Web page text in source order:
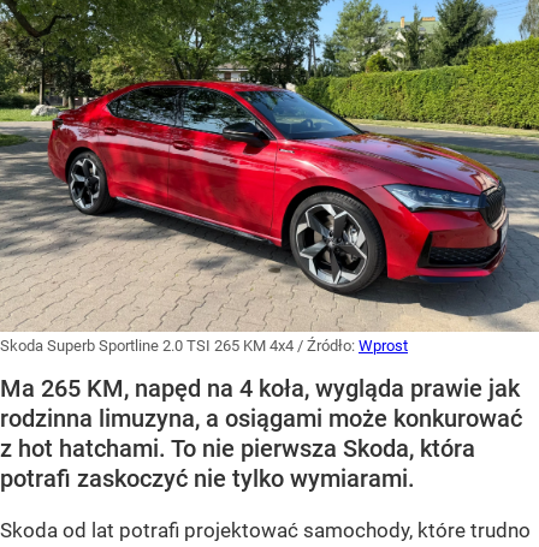
Skoda Superb Sportline 2.0 TSI 265 KM 4x4 / Źródło: Wprost
Ma 265 KM, napęd na 4 koła, wygląda prawie jak
rodzinna limuzyna, a osiągami może konkurować
z hot hatchami. To nie pierwsza Skoda, która
potrafi zaskoczyć nie tylko wymiarami.
Skoda od lat potrafi projektować samochody, które trudno